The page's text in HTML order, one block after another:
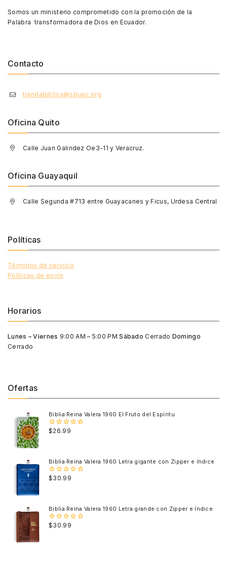
Somos un ministerio comprometido con la promoción de la
Palabra transformadora de Dios en Ecuador.
Contacto
tiendabiblica@sbuec.org
Oficina Quito
Calle Juan Galindez Oe3-11 y Veracruz.
Oficina Guayaquil
Calle Segunda #713 entre Guayacanes y Ficus, Urdesa Central
Políticas
Términos de servicio
Políticas de envío
Horarios
Lunes – Viernes 9:00 AM – 5:00 PMSábado Cerrado Domingo
Cerrado
Ofertas
Biblia Reina Valera 1960 El Fruto del Espíritu
0
$26.99
Biblia Reina Valera 1960 Letra gigante con Zipper e índice
0
$30.99
Biblia Reina Valera 1960 Letra grande con Zipper e índice
0
$30.99